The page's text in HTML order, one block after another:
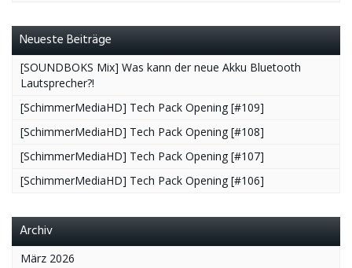
Neueste Beiträge
[SOUNDBOKS Mix] Was kann der neue Akku Bluetooth
Lautsprecher?!
[SchimmerMediaHD] Tech Pack Opening [#109]
[SchimmerMediaHD] Tech Pack Opening [#108]
[SchimmerMediaHD] Tech Pack Opening [#107]
[SchimmerMediaHD] Tech Pack Opening [#106]
Archiv
März 2026